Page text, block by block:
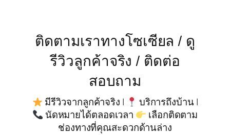
ติดตามเราทางโซเซียล / ดู
รีวิวลูกค้าจริง / ติดต่อ
สอบถาม
มีรีวิวจากลูกค้าจริง |
บริการถึงบ้าน |
นัดหมายได้ตลอดเวลา
เลือกติดตาม
ช่องทางที่คุณสะดวกด้านล่าง